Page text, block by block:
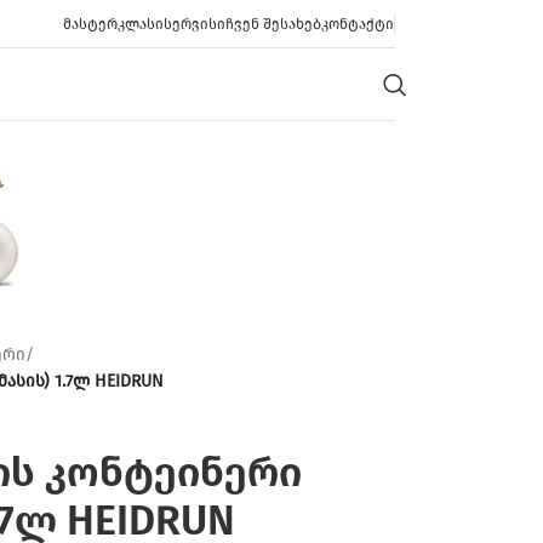
ᲛᲐᲡᲢᲔᲠᲙᲚᲐᲡᲘᲡᲔᲠᲕᲘᲡᲘᲩᲕᲔᲜ ᲨᲔᲡᲐᲮᲔᲑᲙᲝᲜᲢᲐᲥᲢᲘ
/
1.7ლ HEIDRUN
კონტეინერი
HEIDRUN